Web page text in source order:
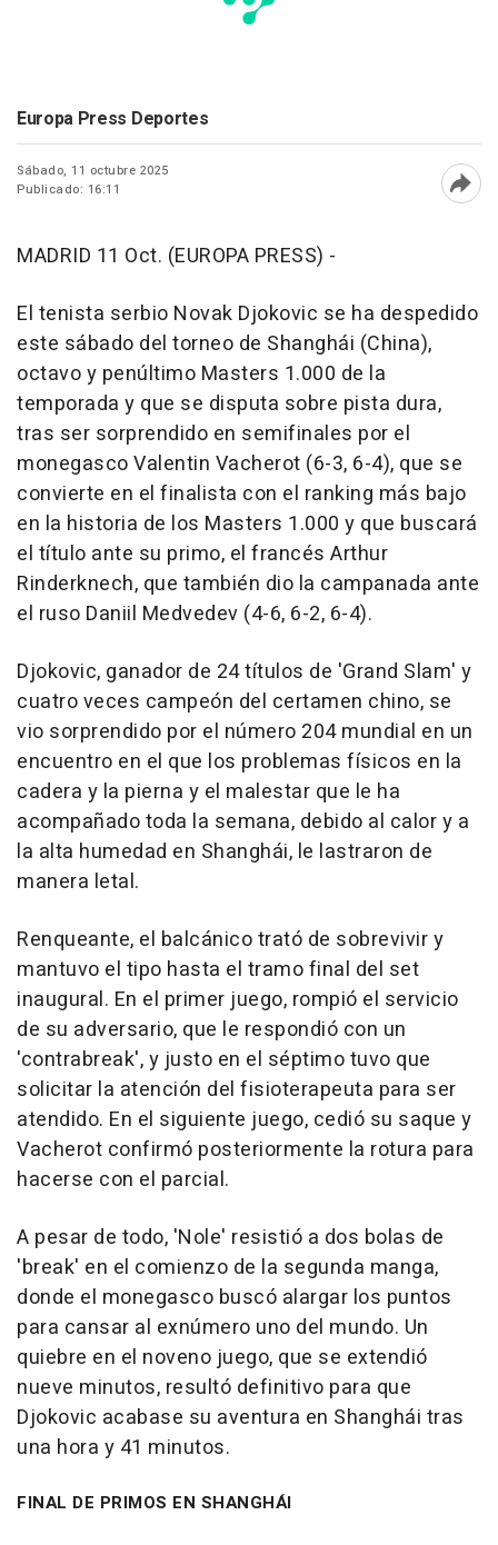
Europa Press Deportes
Sábado, 11 octubre 2025
Publicado: 16:11
MADRID 11 Oct. (EUROPA PRESS) -
El tenista serbio Novak Djokovic se ha despedido
este sábado del torneo de Shanghái (China),
octavo y penúltimo Masters 1.000 de la
temporada y que se disputa sobre pista dura,
tras ser sorprendido en semifinales por el
monegasco Valentin Vacherot (6-3, 6-4), que se
convierte en el finalista con el ranking más bajo
en la historia de los Masters 1.000 y que buscará
el título ante su primo, el francés Arthur
Rinderknech, que también dio la campanada ante
el ruso Daniil Medvedev (4-6, 6-2, 6-4).
Djokovic, ganador de 24 títulos de 'Grand Slam' y
cuatro veces campeón del certamen chino, se
vio sorprendido por el número 204 mundial en un
encuentro en el que los problemas físicos en la
cadera y la pierna y el malestar que le ha
acompañado toda la semana, debido al calor y a
la alta humedad en Shanghái, le lastraron de
manera letal.
Renqueante, el balcánico trató de sobrevivir y
mantuvo el tipo hasta el tramo final del set
inaugural. En el primer juego, rompió el servicio
de su adversario, que le respondió con un
'contrabreak', y justo en el séptimo tuvo que
solicitar la atención del fisioterapeuta para ser
atendido. En el siguiente juego, cedió su saque y
Vacherot confirmó posteriormente la rotura para
hacerse con el parcial.
A pesar de todo, 'Nole' resistió a dos bolas de
'break' en el comienzo de la segunda manga,
donde el monegasco buscó alargar los puntos
para cansar al exnúmero uno del mundo. Un
quiebre en el noveno juego, que se extendió
nueve minutos, resultó definitivo para que
Djokovic acabase su aventura en Shanghái tras
una hora y 41 minutos.
FINAL DE PRIMOS EN SHANGHÁI